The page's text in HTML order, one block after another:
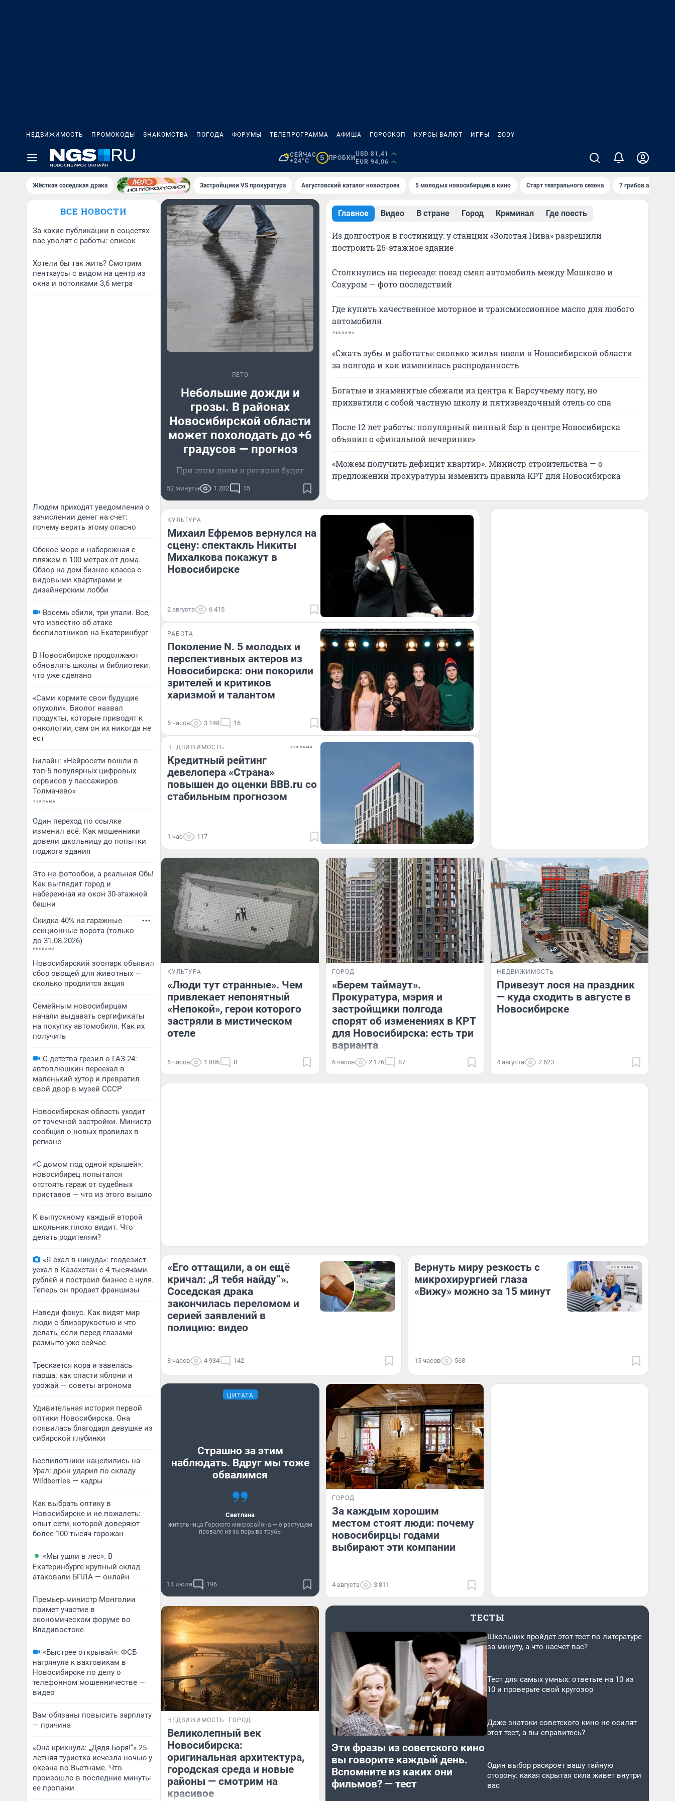
НЕДВИЖИМОСТЬ ПРОМОКОДЫ ЗНАКОМСТВА ПОГОДА ФОРУМЫ ТЕЛЕПРОГРАММА АФИША ГОРОСКОП КУРСЫ ВАЛЮТ ИГРЫ ZODY
СЕЙЧАС
+24°C
5 ПРОБКИ
USD 81,41
EUR 94,06
Жёсткая соседская драка Застройщики VS прокуратура Августовский каталог новостроек 5 молодых новосибирцев в кино Старт театрального сезона 7 грибов августа
ВСЕ НОВОСТИ
За какие публикации в соцсетях
вас уволят с работы: список
Хотели бы так жить? Смотрим
пентхаусы с видом на центр из
окна и потолками 3,6 метра
Людям приходят уведомления о
зачислении денег на счет:
почему верить этому опасно
Обское море и набережная с
пляжем в 100 метрах от дома.
Обзор на дом бизнес-класса с
видовыми квартирами и
дизайнерским лобби
Восемь сбили, три упали. Все,
что известно об атаке
беспилотников на Екатеринбург
В Новосибирске продолжают
обновлять школы и библиотеки:
что уже сделано
«Сами кормите свои будущие
опухоли». Биолог назвал
продукты, которые приводят к
онкологии, сам он их никогда не
ест
Билайн: «Нейросети вошли в
топ-5 популярных цифровых
сервисов у пассажиров
Толмачево»
Один переход по ссылке
изменил всё. Как мошенники
довели школьницу до попытки
поджога здания
Это не фотообои, а реальная Обь!
Как выглядит город и
набережная из окон 30-этажной
башни
Скидка 40% на гаражные
секционные ворота (только
до 31.08.2026)
Новосибирский зоопарк объявил
сбор овощей для животных —
сколько продлится акция
Семейным новосибирцам
начали выдавать сертификаты
на покупку автомобиля. Как их
получить
С детства грезил о ГАЗ-24:
автоплюшкин переехал в
маленький хутор и превратил
свой двор в музей СССР
Новосибирская область уходит
от точечной застройки. Министр
сообщил о новых правилах в
регионе
«С домом под одной крышей»:
новосибирец попытался
отстоять гараж от судебных
приставов — что из этого вышло
К выпускному каждый второй
школьник плохо видит. Что
делать родителям?
«Я ехал в никуда»: геодезист
уехал в Казахстан с 4 тысячами
рублей и построил бизнес с нуля.
Теперь он продает франшизы
Наведи фокус. Как видят мир
люди с близорукостью и что
делать, если перед глазами
размыто уже сейчас
Трескается кора и завелась
парша: как спасти яблони и
урожай — советы агронома
Удивительная история первой
оптики Новосибирска. Она
появилась благодаря девушке из
сибирской глубинки
Беспилотники нацелились на
Урал: дрон ударил по складу
Wildberries — кадры
Как выбрать оптику в
Новосибирске и не пожалеть:
опыт сети, которой доверяют
более 100 тысяч горожан
«Мы ушли в лес». В
Екатеринбурге крупный склад
атаковали БПЛА — онлайн
Премьер‑министр Монголии
примет участие в
экономическом форуме во
Владивостоке
«Быстрее открывай»: ФСБ
нагрянула к вахтовикам в
Новосибирске по делу о
телефонном мошенничестве —
видео
Вам обязаны повысить зарплату
— причина
«Она крикнула: „Дядя Боря!“» 25-
летняя туристка исчезла ночью у
океана во Вьетнаме. Что
произошло в последние минуты
ее пропажи
ЛЕТО
Небольшие дожди и
грозы. В районах
Новосибирской области
может похолодать до +6
градусов — прогноз
При этом днем в регионе будет
тепло
52 минуты 1 202 15
Главное Видео В стране Город Криминал Где поесть
Из долгостроя в гостиницу: у станции «Золотая Нива» разрешили
построить 26-этажное здание
Столкнулись на переезде: поезд смял автомобиль между Мошково и
Сокуром — фото последствий
Где купить качественное моторное и трансмиссионное масло для любого
автомобиля
«Сжать зубы и работать»: сколько жилья ввели в Новосибирской области
за полгода и как изменилась распроданность
Богатые и знаменитые сбежали из центра к Барсучьему логу, но
прихватили с собой частную школу и пятизвездочный отель со спа
После 12 лет работы: популярный винный бар в центре Новосибирска
объявил о «финальной вечеринке»
«Можем получить дефицит квартир». Министр строительства — о
предложении прокуратуры изменить правила КРТ для Новосибирска
КУЛЬТУРА
Михаил Ефремов вернулся на
сцену: спектакль Никиты
Михалкова покажут в
Новосибирске
2 августа 6 415
РАБОТА
Поколение N. 5 молодых и
перспективных актеров из
Новосибирска: они покорили
зрителей и критиков
харизмой и талантом
5 часов 3 148 16
НЕДВИЖИМОСТЬ
Кредитный рейтинг
девелопера «Страна»
повышен до оценки BBB.ru со
стабильным прогнозом
1 час 117
КУЛЬТУРА
«Люди тут странные». Чем
привлекает непонятный
«Непокой», герои которого
застряли в мистическом
отеле
6 часов 1 886 8
ГОРОД
«Берем таймаут».
Прокуратура, мэрия и
застройщики полгода
спорят об изменениях в КРТ
для Новосибирска: есть три
варианта
6 часов 2 176 87
НЕДВИЖИМОСТЬ
Привезут лося на праздник
— куда сходить в августе в
Новосибирске
4 августа 2 623
«Его оттащили, а он ещё
кричал: „Я тебя найду“».
Соседская драка
закончилась переломом и
серией заявлений в
полицию: видео
8 часов 4 934 142
Вернуть миру резкость с
микрохирургией глаза
«Вижу» можно за 15 минут
15 часов 568
ЦИТАТА
Страшно за этим
наблюдать. Вдруг мы тоже
обвалимся
Светлана
жительница Горского микрорайона — о растущем
провале из-за порыва трубы
14 июля 196
ГОРОД
За каждым хорошим
местом стоят люди: почему
новосибирцы годами
выбирают эти компании
4 августа 3 811
НЕДВИЖИМОСТЬ ГОРОД
Великолепный век
Новосибирска:
оригинальная архитектура,
городская среда и новые
районы — смотрим на
красивое
ТЕСТЫ
Эти фразы из советского кино
вы говорите каждый день.
Вспомните из каких они
фильмов? — тест
Школьник пройдет этот тест по литературе
за минуту, а что насчет вас?
Тест для самых умных: ответьте на 10 из
10 и проверьте свой кругозор
Даже знатоки советского кино не осилят
этот тест, а вы справитесь?
Один выбор раскроет вашу тайную
сторону: какая скрытая сила живет внутри
вас